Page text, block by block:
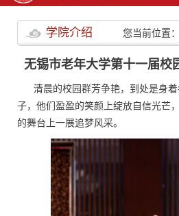
学院介绍 您当前位置：
无锡市老年大学第十一届校
清晨的校园群芳争艳，到处是身着
子，他们盈盈的笑颜上绽放自信光芒
的舞台上一展追梦风采。